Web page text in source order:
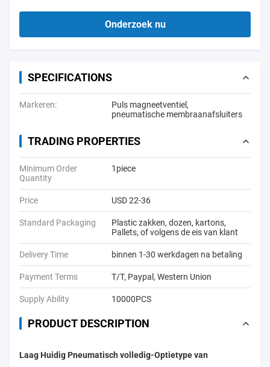
Onderzoek nu
SPECIFICATIONS
Markeren: Puls magneetventiel ,
pneumatische membraanafsluiters
TRADING PROPERTIES
Minimum Order
Quantity
1piece
Price USD 22-36
Standard Packaging
Plastic zakken, dozen, kartons,
Pallets, of volgens de eis van klant
Delivery Time binnen 1-30 werkdagen na betaling
Payment Terms T/T, Paypal, Western Union
Supply Ability 10000PCS
PRODUCT DESCRIPTION
Laag Huidig Pneumatisch volledig-Optietype van